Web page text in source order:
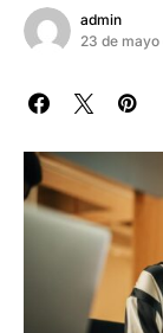
admin
23 de